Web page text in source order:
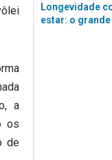
a
os
de
Longevidade
estar: o